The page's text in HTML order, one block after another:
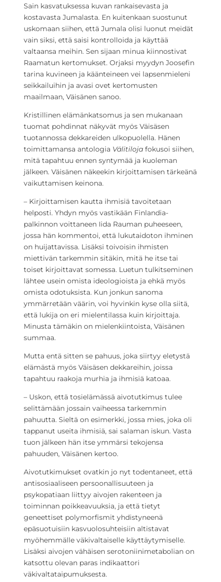
Sain kasvatuksessa kuvan rankaisevasta ja
kostavasta Jumalasta. En kuitenkaan suostunut
uskomaan siihen, että Jumala olisi luonut meidät
vain siksi, että saisi kontrolloida ja käyttää
valtaansa meihin. Sen sijaan minua kiinnostivat
Raamatun kertomukset. Orjaksi myydyn Joosefin
tarina kuvineen ja käänteineen vei lapsenmieleni
seikkailuihin ja avasi ovet kertomusten
maailmaan, Väisänen sanoo.
Kristillinen elämänkatsomus ja sen mukanaan
tuomat pohdinnat näkyvät myös Väisäsen
tuotannossa dekkareiden ulkopuolella. Hänen
toimittamansa antologia Välitiloja fokusoi siihen,
mitä tapahtuu ennen syntymää ja kuoleman
jälkeen. Väisänen näkeekin kirjoittamisen tärkeänä
vaikuttamisen keinona.
– Kirjoittamisen kautta ihmisiä tavoitetaan
helposti. Yhdyn myös vastikään Finlandia-
palkinnon voittaneen Iida Rauman puheeseen,
jossa hän kommentoi, että lukutaidoton ihminen
on huijattavissa. Lisäksi toivoisin ihmisten
miettivän tarkemmin sitäkin, mitä he itse tai
toiset kirjoittavat somessa. Luetun tulkitseminen
lähtee usein omista ideologioista ja ehkä myös
omista odotuksista. Kun jonkun sanoma
ymmärretään väärin, voi hyvinkin kyse olla siitä,
että lukija on eri mielentilassa kuin kirjoittaja.
Minusta tämäkin on mielenkiintoista, Väisänen
summaa.
Mutta entä sitten se pahuus, joka siirtyy eletystä
elämästä myös Väisäsen dekkareihin, joissa
tapahtuu raakoja murhia ja ihmisiä katoaa.
– Uskon, että tosielämässä aivotutkimus tulee
selittämään jossain vaiheessa tarkemmin
pahuutta. Sieltä on esimerkki, jossa mies, joka oli
tappanut useita ihmisiä, sai salaman iskun. Vasta
tuon jälkeen hän itse ymmärsi tekojensa
pahuuden, Väisänen kertoo.
Aivotutkimukset ovatkin jo nyt todentaneet, että
antisosiaaliseen persoonallisuuteen ja
psykopatiaan liittyy aivojen rakenteen ja
toiminnan poikkeavuuksia, ja että tietyt
geneettiset polymorfismit yhdistyneenä
epäsuotuisiin kasvuolosuhteisiin altistavat
myöhemmälle väkivaltaiselle käyttäytymiselle.
Lisäksi aivojen vähäisen serotoniinimetabolian on
katsottu olevan paras indikaattori
väkivaltataipumuksesta.